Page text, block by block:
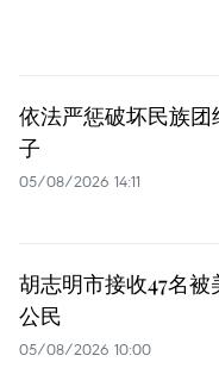
依法严惩破坏民族
子
05/08/2026 14:11
胡志明市接收47名
公民
05/08/2026 10:00